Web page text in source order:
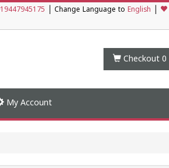
Change Language to English
Checkout 0
My Account